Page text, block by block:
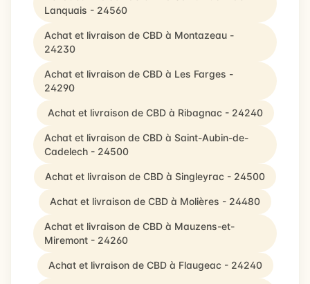
Lanquais - 24560
Achat et livraison de CBD à Montazeau -
24230
Achat et livraison de CBD à Les Farges -
24290
Achat et livraison de CBD à Ribagnac - 24240
Achat et livraison de CBD à Saint-Aubin-de-
Cadelech - 24500
Achat et livraison de CBD à Singleyrac - 24500
Achat et livraison de CBD à Molières - 24480
Achat et livraison de CBD à Mauzens-et-
Miremont - 24260
Achat et livraison de CBD à Flaugeac - 24240